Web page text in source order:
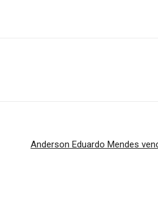
Anderson Eduardo Mendes